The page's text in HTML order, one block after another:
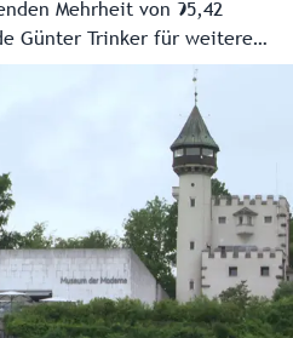
Mehrheit von 95,42
Günter Trinker für weitere
bestätigt.